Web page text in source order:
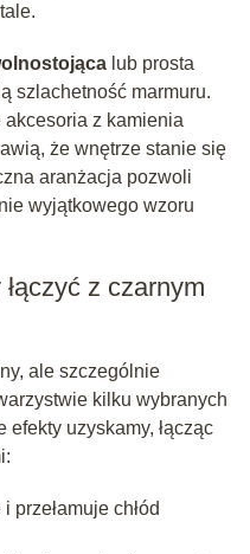
lub prosta
szlachetność marmuru.
z kamienia
że wnętrze stanie się
aranżacja pozwoli
wyjątkowego wzoru
z czarnym
ale szczególnie
kilku wybranych
efekty uzyskamy, łącząc
chłód